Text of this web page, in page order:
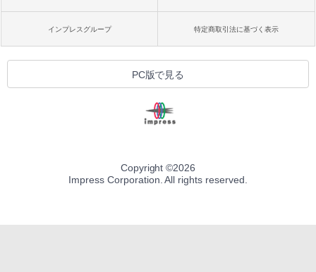
インプレスグループ 特定商取引法に基づく表示
PC版で見る
Copyright ©2026
Impress Corporation. All rights reserved.